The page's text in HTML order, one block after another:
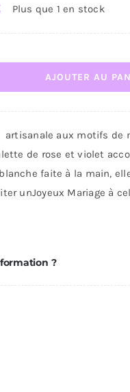
Plus que 1 en stock
AJOUTER AU
aux motifs de
de rose et violet
faite à la main,
unJoyeux Mariage à
?